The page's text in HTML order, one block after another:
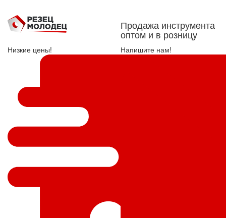
Продажа инструмента
оптом и в розницу
Низкие цены! Напишите нам!